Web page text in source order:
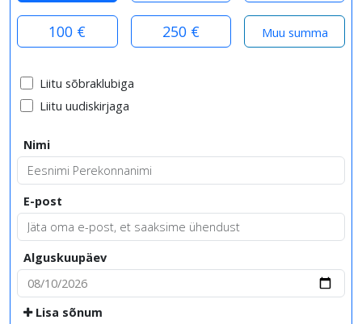
100 € 250 €
Liitu sõbraklubiga
Liitu uudiskirjaga
Nimi
E-post
Alguskuupäev
Lisa sõnum